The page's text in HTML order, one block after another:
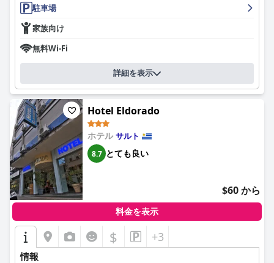
プール施設は人気のある特徴であり、その清潔さと優れたメンテ
ナンスが高く評価されています。屋内プールと屋外プールの両方
く、リラックスに最適です。プールの24時間アクセス可能なこと
も、ゲスト体験をさらに向上させています。
最後に、ホテルはガレージ付きの便利な駐車場を提供しています
が、スペースは限られています。この施設の存在は、車で旅行す
るゲストにとって貴重なアメニティです。
全体として、ホテル・ソラール・デル・アクアリオは、最高のロ
ケーション、格別な朝食、清潔な施設、優れたスタッフ、手入れ
の行き届いたプールで、ポジティブで思い出に残る滞在を提供し
ます。客室のメンテナンスにいくつかの改善を加えることで、さ
らに体験を向上させることができます。
駐車場
家族向け
無料Wi-Fi
詳細を表示
Hotel Eldorado
ホテルサルト
8.7 とても良い
$60 から
料金を表示
$ +3
情報